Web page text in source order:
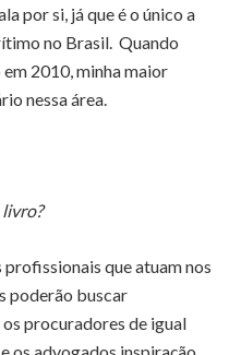
por si, já que é o único a
no Brasil. Quando
2010, minha maior
nessa área.
profissionais que atuam nos
poderão buscar
procuradores de igual